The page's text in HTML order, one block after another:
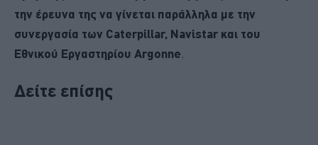
την έρευνα της να γίνεται παράλληλα με την
συνεργασία των Caterpillar, Navistar και του
Εθνικού Εργαστηρίου Argonne.
Δείτε επίσης